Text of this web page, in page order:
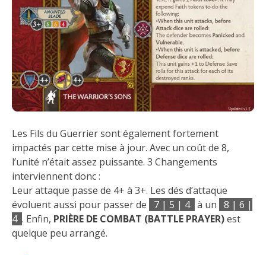
Les Fils du Guerrier sont également fortement
impactés par cette mise à jour. Avec un coût de 8,
l’unité n’était assez puissante. 3 Changements
interviennent donc :
Leur attaque passe de 4+ à 3+. Les dés d’attaque
évoluent aussi pour passer de
7 | 5 | 4 à un 8 | 6 |
4 . Enfin, PRIÈRE DE COMBAT (BATTLE PRAYER)est
quelque peu arrangé.